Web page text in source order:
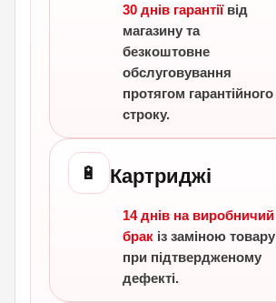
30 днів гарантіївід
магазину та
безкоштовне
обслуговування
протягом гарантійного
строку.
🔋 Картриджі
14 днів на виробничий
брак із заміною товару
при підтвердженому
дефекті.